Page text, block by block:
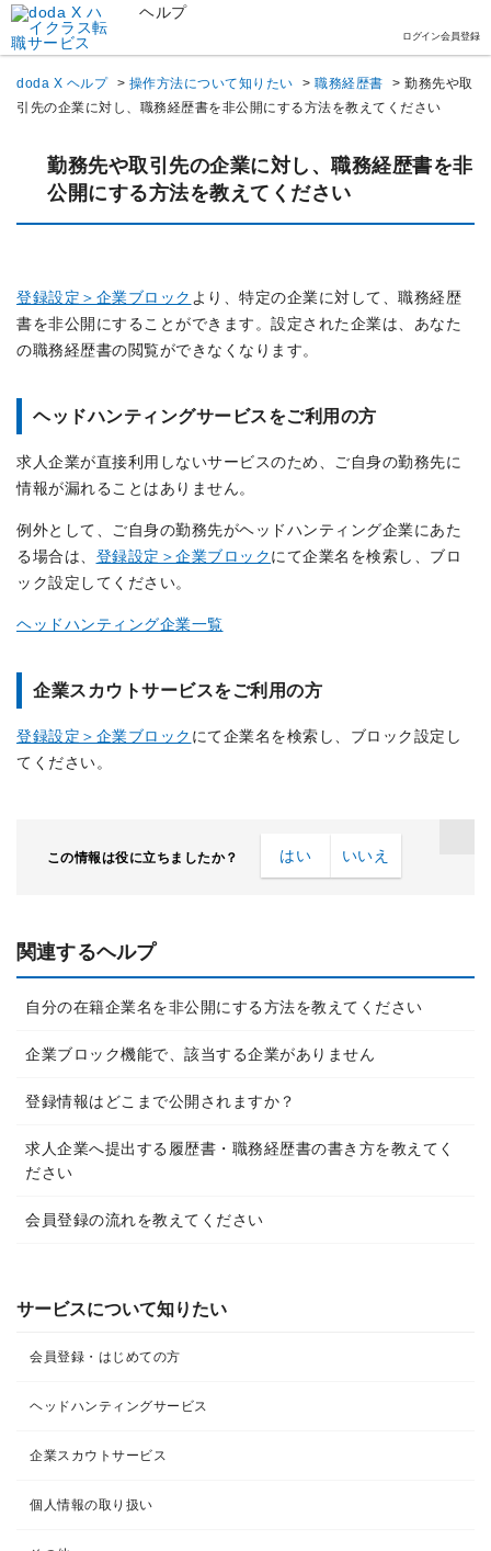
ヘルプ
ログイン会員登録
doda X ヘルプ > 操作方法について知りたい > 職務経歴書 > 勤務先や取
引先の企業に対し、職務経歴書を非公開にする方法を教えてください
サービスについて知りたい
会員登録・はじめての方
ヘッドハンティングサービス
企業スカウトサービス
個人情報の取り扱い
勤務先や取引先の企業に対し、職務経歴書を非
公開にする方法を教えてください
登録設定＞企業ブロック より、特定の企業に対して、職務経歴
書を非公開にすることができます。設定された企業は、あなた
の職務経歴書の閲覧ができなくなります。
ヘッドハンティングサービスをご利用の方
求人企業が直接利用しないサービスのため、ご自身の勤務先に
情報が漏れることはありません。
例外として、ご自身の勤務先がヘッドハンティング企業にあた
る場合は、 登録設定＞企業ブロックにて企業名を検索し、ブロ
ック設定してください。
ヘッドハンティング企業一覧
企業スカウトサービスをご利用の方
登録設定＞企業ブロック にて企業名を検索し、ブロック設定し
てください。
この情報は役に立ちましたか？ はい いいえ
関連するヘルプ
自分の在籍企業名を非公開にする方法を教えてください
企業ブロック機能で、該当する企業がありません
登録情報はどこまで公開されますか？
求人企業へ提出する履歴書・職務経歴書の書き方を教えてく
ださい
会員登録の流れを教えてください